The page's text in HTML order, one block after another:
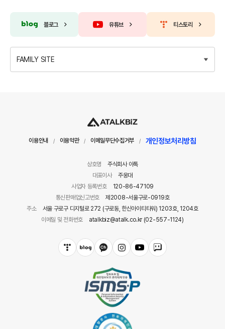
블로그 유튜브 티스토리
FAMILY SITE
이용안내 / 이용약관 / 이메일무단수집거부 / 개인정보처리방침
상호명
주식회사 아톡
대표이사
주웅대
사업자 등록번호
120-86-47109
통신판매업신고번호
제2008-서울구로-0919호
주소
서울 구로구 디지털로 272 (구로동, 한신아이티타워) 1203호, 1204호
이메일 및 전화번호
atalkbiz@atalk.co.kr (02-557-1124)